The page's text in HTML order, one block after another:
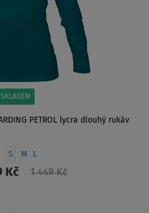
SKLADEM
PETROL lycra dlouhý rukáv
S M
Kč 1 449 Kč